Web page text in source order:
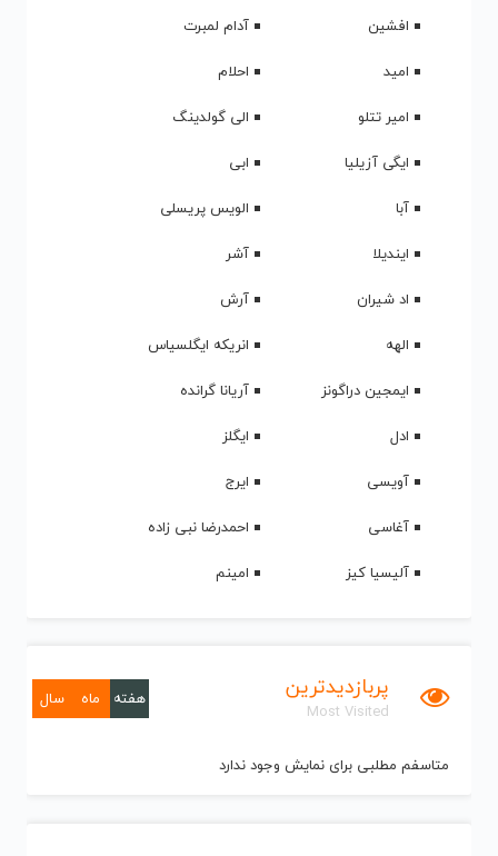
افشین
آدام لمبرت
امید
احلام
امیر تتلو
الی گولدینگ
ایگی آزیلیا
ابی
آبا
الویس پریسلی
ایندیلا
آشر
اد شیران
آرش
الهه
انریکه ایگلسیاس
ایمجین دراگونز
آریانا گرانده
ادل
ایگلز
آویسی
ایرج
آغاسی
احمدرضا نبی زاده
آلیسیا کیز
امینم
پربازدیدترین
Most Visited
هفته ماه سال
متاسفم مطلبی برای نمایش وجود ندارد